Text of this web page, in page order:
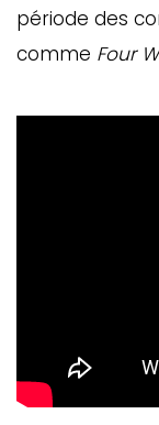
période des
comme Four